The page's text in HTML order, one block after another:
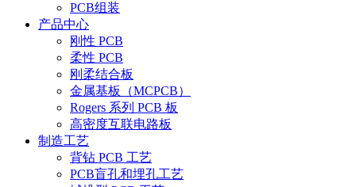
PCB组装
产品中心
刚性 PCB
柔性 PCB
刚柔结合板
金属基板（MCPCB）
Rogers 系列 PCB 板
高密度互联电路板
制造工艺
背钻 PCB 工艺
PCB盲孔和埋孔工艺